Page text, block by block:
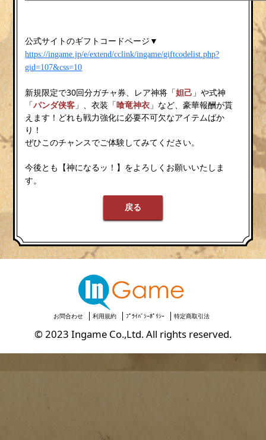
公式サイトのギフトコードページ▼
https://ingame.jp/e/extend/cclink/ingame/giftcodelist.php?
gid=107&css=10
新規限定で30回分ガチャ券、レア神将「妲己 」や式神
「パンダ侠客 」、衣装「喰竜神衣 」など、豪華報酬が貰
えます！どれも戦力強化に必要不可欠なアイテムばか
り！
ぜひこのチャンスでご体験してみてください。
今後とも【神になるッ！】をよろしくお願いいたしま
す。
戻る
お問合わせ 利用規約 ﾌﾟﾗｲﾊﾞｼｰﾎﾟﾘｼｰ 特定商取引法
© 2023 Ingame Co.,Ltd. All rights reserved.